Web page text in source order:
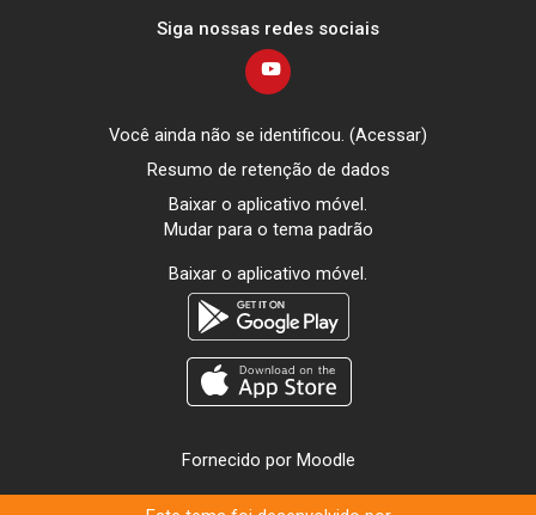
Siga nossas redes sociais
Você ainda não se identificou. (Acessar)
Resumo de retenção de dados
Baixar o aplicativo móvel.
Mudar para o tema padrão
Baixar o aplicativo móvel.
Fornecido por Moodle